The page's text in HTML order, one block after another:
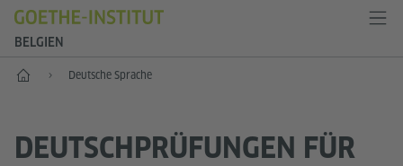
BELGIEN
Start Deutsche Sprache
DEUTSCHPRÜFUNGEN FÜR